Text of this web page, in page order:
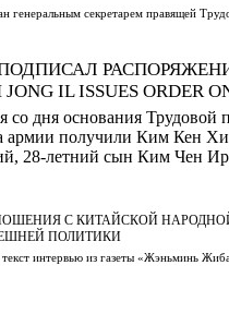
генеральным секретарем правящей
IL ISSUES ORDER
со дня основания
армии получили Ким Кен
28-летний сын Ким Чен
С КИТАЙСКОЙ
ПОЛИТИКИ
интервью из газеты «Жэньминь